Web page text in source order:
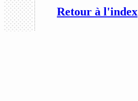
Retour à l'index